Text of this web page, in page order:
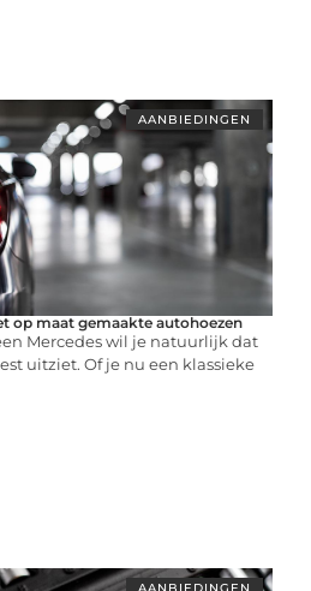
AANBIEDINGEN
op maat gemaakte autohoezen
Mercedes wil je natuurlijk dat
uitziet. Of je nu een klassieke